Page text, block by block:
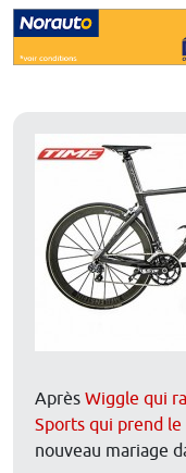
Après Wiggle qui
Sports qui prend
nouveau mariage